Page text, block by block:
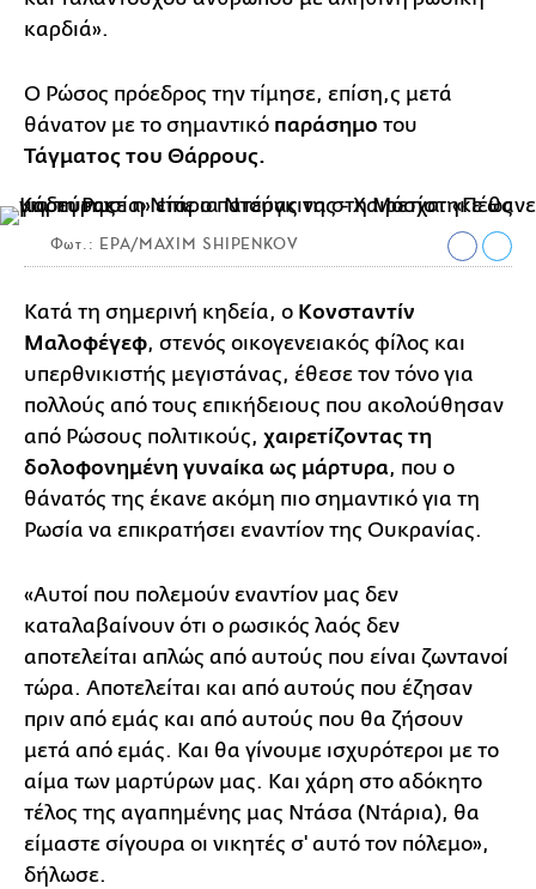
καρδιά».
Ο Ρώσος πρόεδρος την τίμησε, επίση,ς μετά
θάνατον με το σημαντικό παράσημο του
Τάγματος του Θάρρους.
Φωτ.: EPA/MAXIM SHIPENKOV
Κατά τη σημερινή κηδεία, ο Κονσταντίν
Μαλοφέγεφ, στενός οικογενειακός φίλος και
υπερθνικιστής μεγιστάνας, έθεσε τον τόνο για
πολλούς από τους επικήδειους που ακολούθησαν
από Ρώσους πολιτικούς, χαιρετίζοντας τη
δολοφονημένη γυναίκα ως μάρτυρα, που ο
θάνατός της έκανε ακόμη πιο σημαντικό για τη
Ρωσία να επικρατήσει εναντίον της Ουκρανίας.
«Αυτοί που πολεμούν εναντίον μας δεν
καταλαβαίνουν ότι ο ρωσικός λαός δεν
αποτελείται απλώς από αυτούς που είναι ζωντανοί
τώρα. Αποτελείται και από αυτούς που έζησαν
πριν από εμάς και από αυτούς που θα ζήσουν
μετά από εμάς. Και θα γίνουμε ισχυρότεροι με το
αίμα των μαρτύρων μας. Και χάρη στο αδόκητο
τέλος της αγαπημένης μας Ντάσα (Ντάρια), θα
είμαστε σίγουρα οι νικητές σ' αυτό τον πόλεμο»,
δήλωσε.